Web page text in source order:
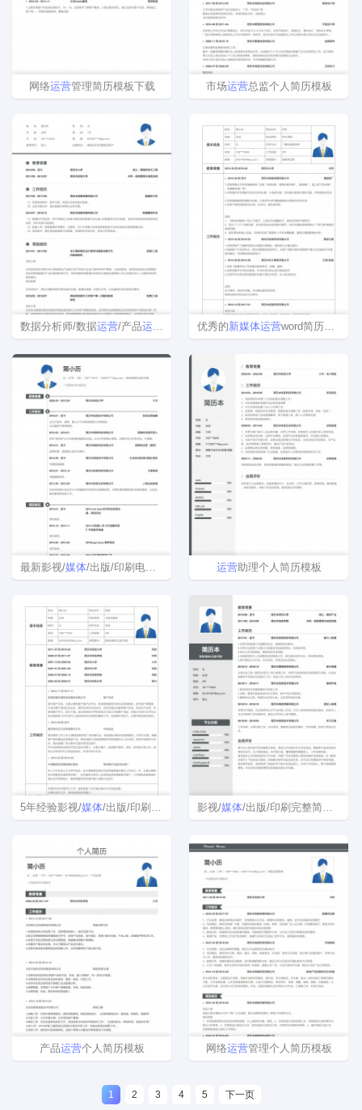
网络运营管理简历模板下载 市场运营总监个人简历模板
数据分析师/数据运营/产品运营 简历模板优秀的新媒体运营word简历模板
最新影视/媒体/出版/印刷电子版免费简历模板制作 运营助理个人简历模板
5年经验影视/媒体/出版/印刷简历模板 影视/媒体/出版/印刷完整简历模板下载word格式
产品运营个人简历模板 网络运营管理个人简历模板
1 2 3 4 5 下一页